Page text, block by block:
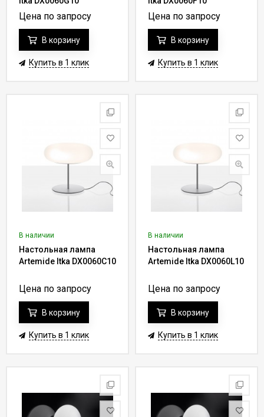
Цена по запросу
В корзину
Купить в 1 клик
Цена по запросу
В корзину
Купить в 1 клик
В наличии
Настольная лампа
Artemide Itka DX0060C10
Цена по запросу
В корзину
Купить в 1 клик
В наличии
Настольная лампа
Artemide Itka DX0060L10
Цена по запросу
В корзину
Купить в 1 клик